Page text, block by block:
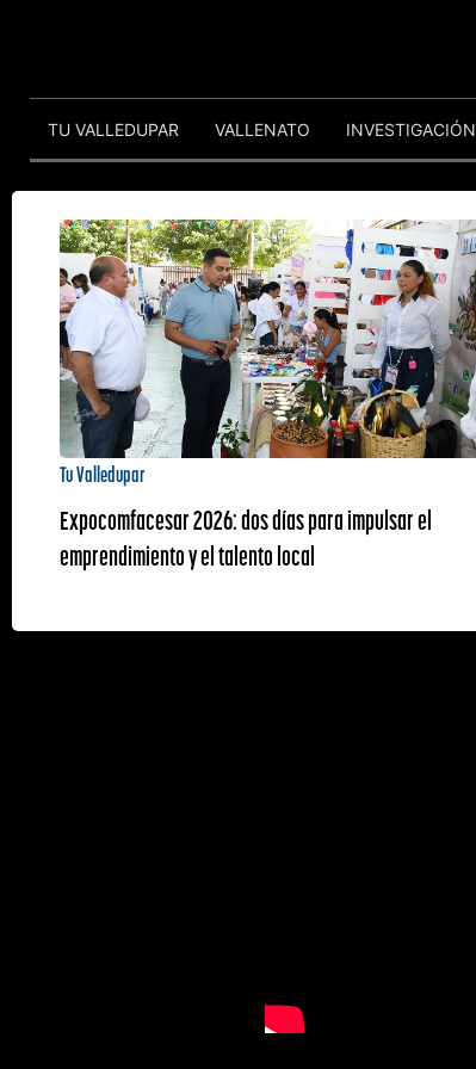
TU VALLEDUPAR VALLENATO INVESTIGACIÓN
Tu Valledupar
Expocomfacesar 2026: dos días para impulsar el
emprendimiento y el talento local